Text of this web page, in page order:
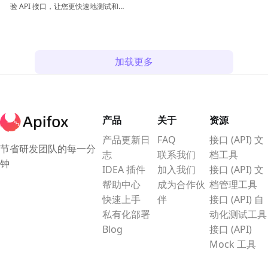
验 API 接口，让您更快速地测试和调
加载更多
节省研发团队的每一分
钟
产品
产品更新日
志
IDEA 插件
帮助中心
快速上手
私有化部署
Blog
关于
FAQ
联系我们
加入我们
成为合作伙
伴
资源
接口 (API) 文
档工具
接口 (API) 文
档管理工具
接口 (API) 自
动化测试工具
接口 (API)
Mock 工具